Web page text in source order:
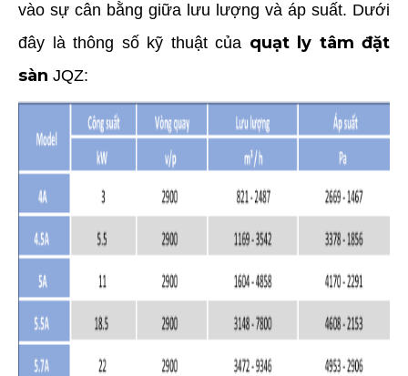
vào sự cân bằng giữa lưu lượng và áp suất. Dưới
đây là thông số kỹ thuật của quạt ly tâm đặt
sàn JQZ: